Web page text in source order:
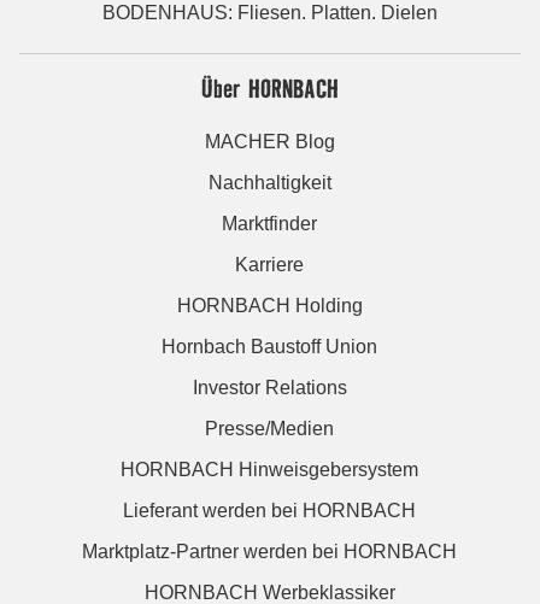
BODENHAUS: Fliesen. Platten. Dielen
Über HORNBACH
MACHER Blog
Nachhaltigkeit
Marktfinder
Karriere
HORNBACH Holding
Hornbach Baustoff Union
Investor Relations
Presse/Medien
HORNBACH Hinweisgebersystem
Lieferant werden bei HORNBACH
Marktplatz-Partner werden bei HORNBACH
HORNBACH Werbeklassiker